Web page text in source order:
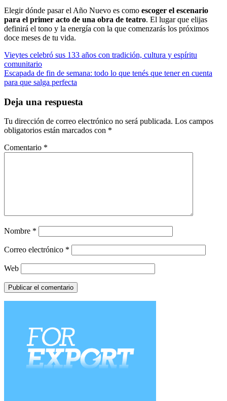
Elegir dónde pasar el Año Nuevo es como escoger el escenario
para el primer acto de una obra de teatro. El lugar que elijas
definirá el tono y la energía con la que comenzarás los próximos
doce meses de tu vida.
Navegación
de
entradas
Vieytes celebró sus 133 años con tradición, cultura y espíritu
comunitario
Escapada de fin de semana: todo lo que tenés que tener en cuenta
para que salga perfecta
Deja una respuesta
Tu dirección de correo electrónico no será publicada. Los campos
obligatorios están marcados con *
Comentario *
Nombre *
Correo electrónico *
Web